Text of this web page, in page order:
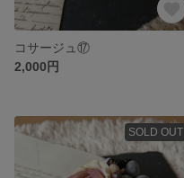
コサージュ⑰
2,000円
SOLD OUT